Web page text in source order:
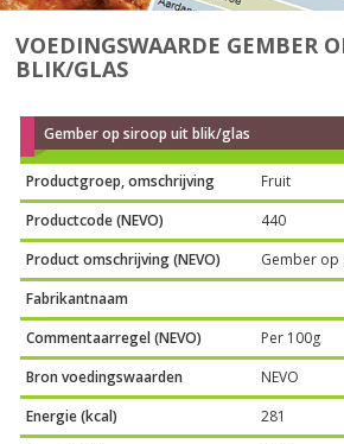
VOEDINGSWAARDE GEMBER
BLIK/GLAS
Gember op siroop uit blik/glas
Productgroep, omschrijving
Fruit
Productcode (NEVO)
440
Product omschrijving (NEVO)
Gember
Fabrikantnaam
Commentaarregel (NEVO)
Per 100g
Bron voedingswaarden
NEVO
Energie (kcal)
281